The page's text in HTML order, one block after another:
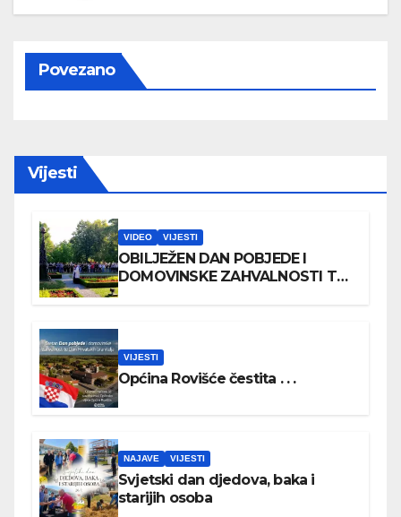
Povezano
Vijesti
VIDEO VIJESTI
OBILJEŽEN DAN POBJEDE I
DOMOVINSKE ZAHVALNOSTI TE
VIJESTI
Općina Rovišće čestita . . .
NAJAVE VIJESTI
Svjetski dan djedova, baka i
starijih osoba